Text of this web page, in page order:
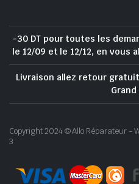
-30 DT pour toutes les
le 12/09 et le 12/12, en
Livraison allez retour
Copyright 2024 © Allo Réparateur -
3